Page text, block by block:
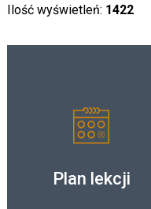
Ilość wyświetleń: 1422
Plan lekcji